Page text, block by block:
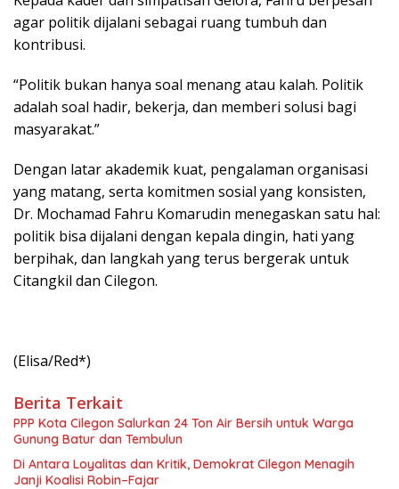
agar politik dijalani sebagai ruang tumbuh dan
kontribusi.
“Politik bukan hanya soal menang atau kalah. Politik
adalah soal hadir, bekerja, dan memberi solusi bagi
masyarakat.”
Dengan latar akademik kuat, pengalaman organisasi
yang matang, serta komitmen sosial yang konsisten,
Dr. Mochamad Fahru Komarudin menegaskan satu hal:
politik bisa dijalani dengan kepala dingin, hati yang
berpihak, dan langkah yang terus bergerak untuk
Citangkil dan Cilegon.
(Elisa/Red*)
Berita Terkait
PPP Kota Cilegon Salurkan 24 Ton Air Bersih untuk Warga
Gunung Batur dan Tembulun
Di Antara Loyalitas dan Kritik, Demokrat Cilegon Menagih
Janji Koalisi Robin–Fajar